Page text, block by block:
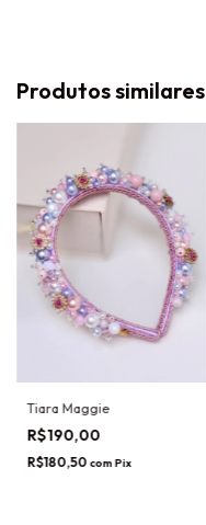
Produtos similares
Tiara Maggie
R$190,00
R$180,50 com Pix